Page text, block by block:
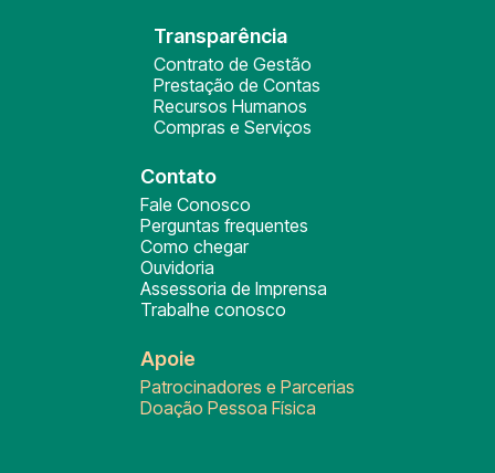
Transparência
Contrato de Gestão
Prestação de Contas
Recursos Humanos
Compras e Serviços
Contato
Fale Conosco
Perguntas frequentes
Como chegar
Ouvidoria
Assessoria de Imprensa
Trabalhe conosco
Apoie
Patrocinadores e Parcerias
Doação Pessoa Física